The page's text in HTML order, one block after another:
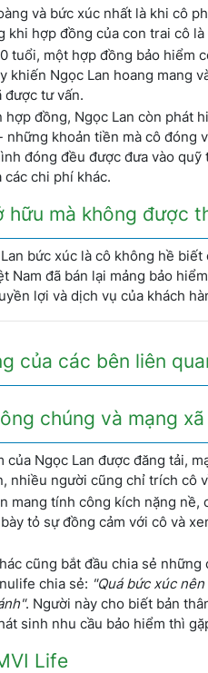
và bức xúc nhất là khi cô
khi hợp đồng của con trai cô là
tuổi, một hợp đồng bảo hiểm
khiến Ngọc Lan hoang mang
được tư vấn.
đồng, Ngọc Lan còn phát
khoản tiền mà cô đóng
đóng đều được đưa vào
chi phí khác.
hữu mà không được
bức xúc là cô không hề
Nam đã bán lại mảng bảo
lợi và dịch vụ của khách
của các bên liên
chúng và mạng
của Ngọc Lan được đăng tải,
nhiều người cũng chỉ trích cô
mang tính công kích nặng
tỏ sự đồng cảm với cô và
cũng bắt đầu chia sẻ
chia sẻ: "Quá bức xúc
. Người này cho biết bản
sinh nhu cầu bảo hiểm thì
Life